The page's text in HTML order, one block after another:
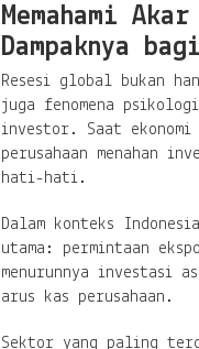
Memahami
Dampaknya
Resesi global bukan
juga fenomena
investor. Saat ekonomi
perusahaan menahan
hati-hati.
Dalam konteks
utama: permintaan
menurunnya investasi
arus kas perusahaan.
Sektor yang paling